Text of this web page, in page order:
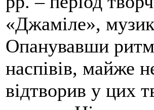
«Джаміле»,
Опанувавши
наспівів, майже
відтворив у цих